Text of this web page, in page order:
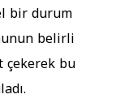
bir durum
belirli
çekerek bu